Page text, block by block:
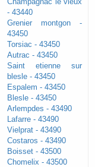
- 43440
Grenier montgon -
43450
Torsiac - 43450
Autrac - 43450
Saint etienne sur
blesle - 43450
Espalem - 43450
Blesle - 43450
Arlempdes - 43490
Lafarre - 43490
Vielprat - 43490
Costaros - 43490
Boisset - 43500
Chomelix - 43500